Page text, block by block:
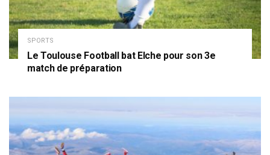
SPORTS
Le Toulouse Football bat Elche pour son 3e
match de préparation